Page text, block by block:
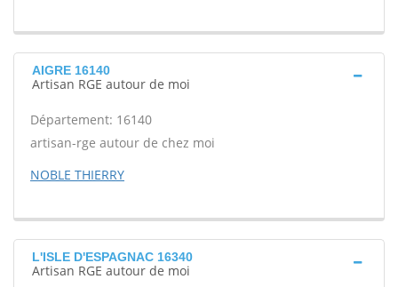
AIGRE 16140
Artisan RGE autour de moi
Département: 16140
artisan-rge autour de chez moi
NOBLE THIERRY
L'ISLE D'ESPAGNAC 16340
Artisan RGE autour de moi